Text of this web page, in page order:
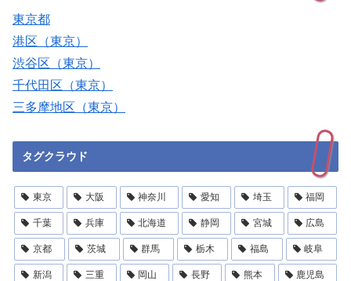
東京都
港区（東京）
渋谷区（東京）
千代田区（東京）
三多摩地区（東京）
タグクラウド
東京 大阪 神奈川 愛知 埼玉 福岡
千葉 兵庫 北海道 静岡 宮城 広島
京都 茨城 群馬 栃木 福島 岐阜
新潟 三重 岡山 長野 熊本 鹿児島